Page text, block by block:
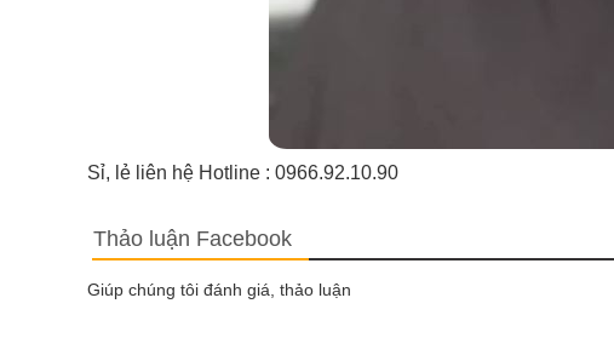
Sỉ, lẻ liên hệ Hotline : 0966.92.10.90
Thảo luận Facebook
Giúp chúng tôi đánh giá, thảo luận